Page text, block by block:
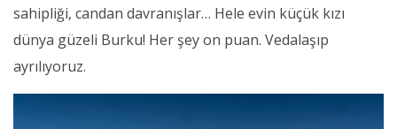
sahipliği, candan davranışlar… Hele evin küçük kızı
dünya güzeli Burku! Her şey on puan. Vedalaşıp
ayrılıyoruz.